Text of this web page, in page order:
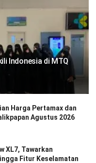
Indonesia di MTQ
Harga Pertamax dan
Agustus 2026
XL7, Tawarkan
Fitur Keselamatan